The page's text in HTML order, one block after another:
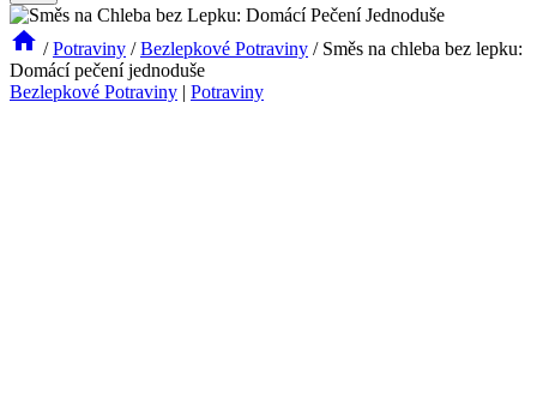
/ Potraviny / Bezlepkové Potraviny / Směs na chleba bez lepku:
Domácí pečení jednoduše
Bezlepkové Potraviny | Potraviny